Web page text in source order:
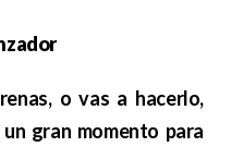
o vas a hacerlo,
gran momento para